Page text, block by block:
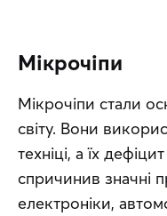
Мікрочіпи
Мікрочіпи стали
світу. Вони
техніці, а їх
спричинив значні
електроніки,